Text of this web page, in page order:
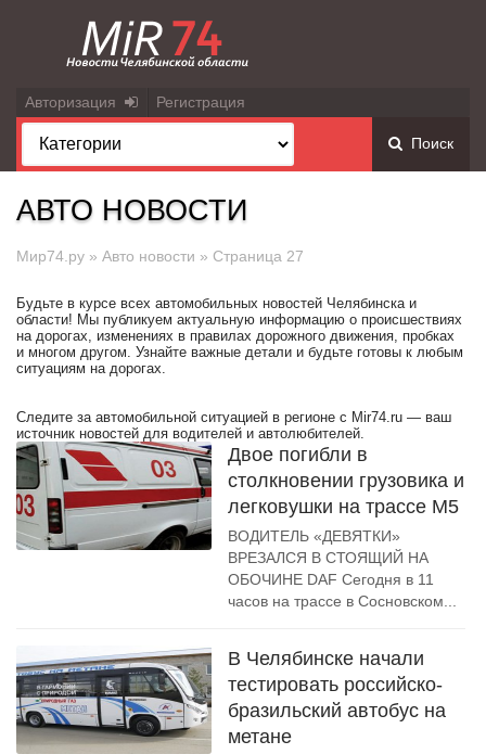
Авторизация Регистрация
Поиск
АВТО НОВОСТИ
Мир74.ру » Авто новости » Страница 27
Будьте в курсе всех автомобильных новостей Челябинска и
области! Мы публикуем актуальную информацию о происшествиях
на дорогах, изменениях в правилах дорожного движения, пробках
и многом другом. Узнайте важные детали и будьте готовы к любым
ситуациям на дорогах.
Следите за автомобильной ситуацией в регионе с Mir74.ru — ваш
источник новостей для водителей и автолюбителей.
Двое погибли в
столкновении грузовика и
легковушки на трассе М5
ВОДИТЕЛЬ «ДЕВЯТКИ»
ВРЕЗАЛСЯ В СТОЯЩИЙ НА
ОБОЧИНЕ DAF Сегодня в 11
часов на трассе в Сосновском...
В Челябинске начали
тестировать российско-
бразильский автобус на
метане